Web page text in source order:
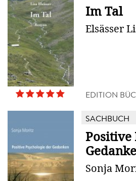
Im Tal
Elsässer
EDITION
SACHBUCH
Positive
Sonja